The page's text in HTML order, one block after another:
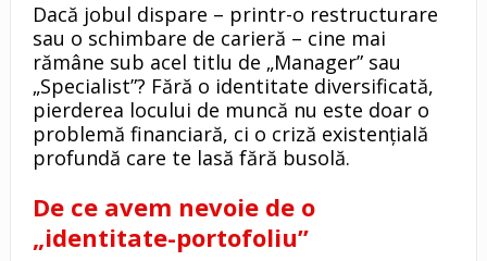
Dacă jobul dispare – printr-o restructurare
sau o schimbare de carieră – cine mai
rămâne sub acel titlu de „Manager” sau
„Specialist”? Fără o identitate diversificată,
pierderea locului de muncă nu este doar o
problemă financiară, ci o criză existențială
profundă care te lasă fără busolă.
De ce avem nevoie de o
„identitate-portofoliu”